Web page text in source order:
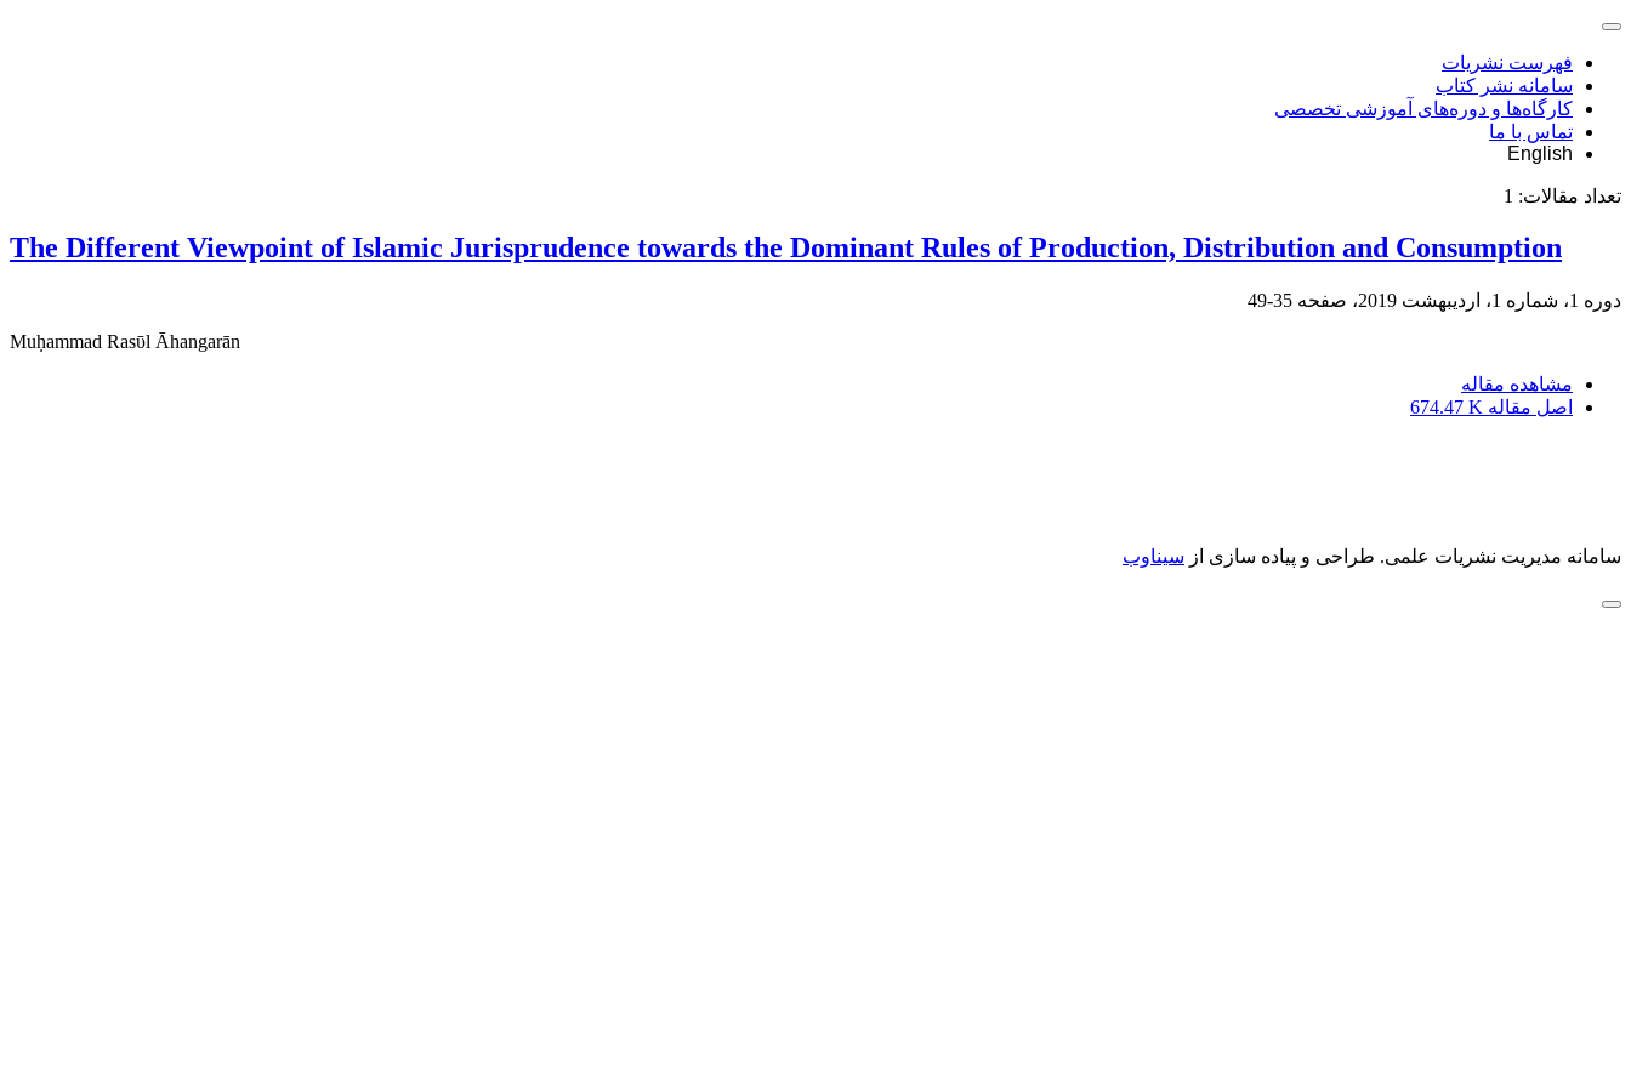
فهرست نشریات
سامانه نشر کتاب
کارگاه‌ها و دوره‌های آموزشی تخصصی
تماس با ما
English
تعداد مقالات: 1
The Different Viewpoint of Islamic Jurisprudence towards the Dominant Rules of Production, Distribution and Consumption
دوره 1، شماره 1، اردیبهشت 2019، صفحه
35-49
Muḥammad Rasῡl Āhangarān
مشاهده مقاله
اصل مقاله 674.47 K
سامانه مدیریت نشریات علمی. طراحی و پیاده سازی از سیناوب